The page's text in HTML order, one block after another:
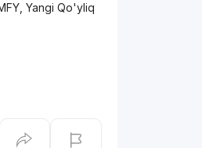
Yangi Qo'yliq